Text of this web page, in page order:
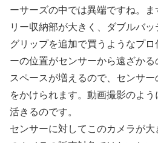
ーサーズの中では異端ですね。
リー収納部が大きく、ダブルバ
グリップを追加で買うようなプロ
ーの位置がセンサーから遠ざか
スペースが増えるので、センサ
をかけられます。動画撮影のよ
活きるのです。
センサーに対してこのカメラが大